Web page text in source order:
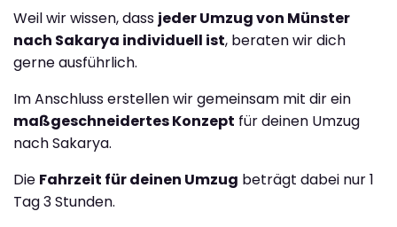
Weil wir wissen, dass jeder Umzug von Münster
nach Sakarya individuell ist, beraten wir dich
gerne ausführlich.
Im Anschluss erstellen wir gemeinsam mit dir ein
maßgeschneidertes Konzept für deinen Umzug
nach Sakarya.
Die Fahrzeit für deinen Umzug beträgt dabei nur 1
Tag 3 Stunden.